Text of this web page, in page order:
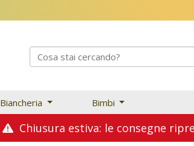
Biancheria Bimbi
Chiusura estiva: le consegne